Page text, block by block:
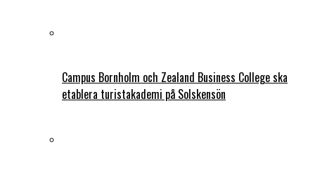
Campus Bornholm och Zealand Business College ska
etablera turistakademi på Solskensön